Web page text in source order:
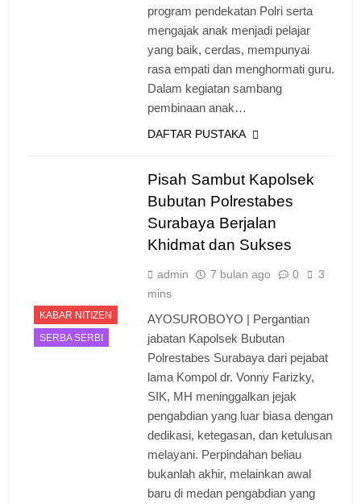
program pendekatan Polri serta
mengajak anak menjadi pelajar
yang baik, cerdas, mempunyai
rasa empati dan menghormati guru.
Dalam kegiatan sambang
pembinaan anak…
DAFTAR PUSTAKA
KABAR NITIZEN
SERBA SERBI
Pisah Sambut Kapolsek
Bubutan Polrestabes
Surabaya Berjalan
Khidmat dan Sukses
admin 7 bulan ago 0
3
mins
AYOSUROBOYO | Pergantian
jabatan Kapolsek Bubutan
Polrestabes Surabaya dari pejabat
lama Kompol dr. Vonny Farizky,
SIK, MH meninggalkan jejak
pengabdian yang luar biasa dengan
dedikasi, ketegasan, dan ketulusan
melayani. Perpindahan beliau
bukanlah akhir, melainkan awal
baru di medan pengabdian yang